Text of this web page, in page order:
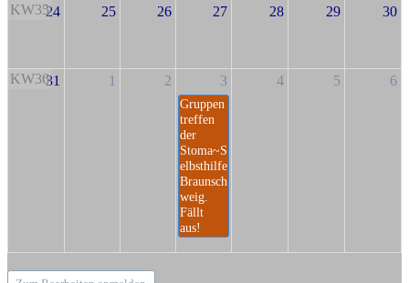
KW3524 25 26 27 28 29 30
KW3631 1 2 3
Gruppen
treffen
der
Stoma~S
elbsthilfe
Braunsch
weig.
Fällt
aus!
4 5 6